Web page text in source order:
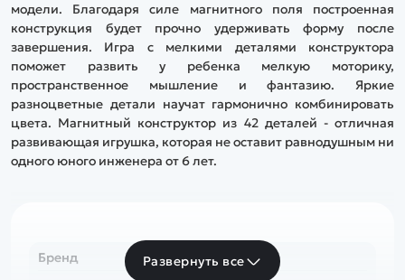
модели. Благодаря силе магнитного поля построенная
конструкция будет прочно удерживать форму после
завершения. Игра с мелкими деталями конструктора
поможет развить у ребенка мелкую моторику,
пространственное мышление и фантазию. Яркие
разноцветные детали научат гармонично комбинировать
цвета. Магнитный конструктор из 42 деталей - отличная
развивающая игрушка, которая не оставит равнодушным ни
одного юного инженера от 6 лет.
Бренд
Развернуть все